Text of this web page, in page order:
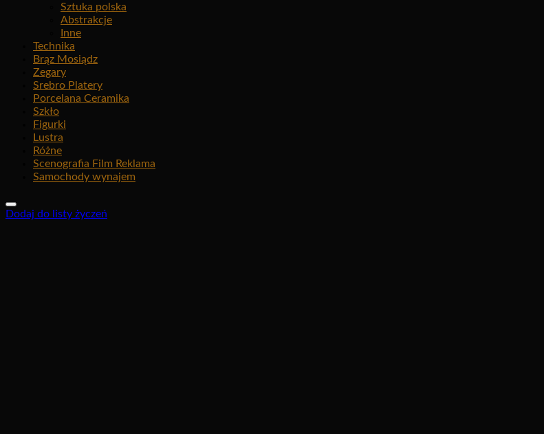
Sztuka polska
Abstrakcje
Inne
Technika
Brąz Mosiądz
Zegary
Srebro Platery
Porcelana Ceramika
Szkło
Figurki
Lustra
Różne
Scenografia Film Reklama
Samochody wynajem
Dodaj do listy życzeń